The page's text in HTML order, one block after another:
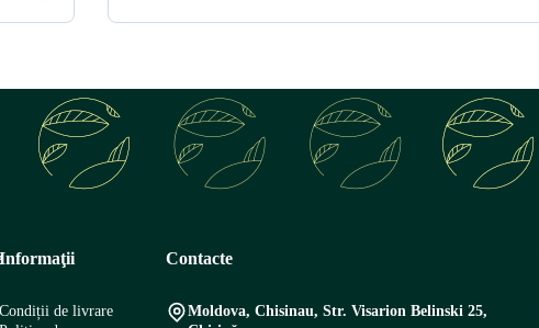
Informaţii
Condiții de livrare
Contacte
Moldova, Chisinau, Str. Visarion Belinski 25,